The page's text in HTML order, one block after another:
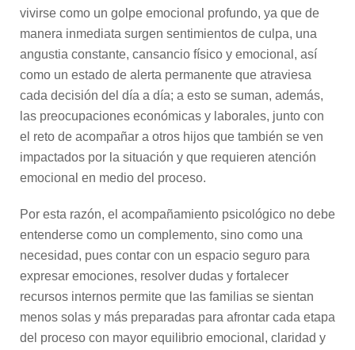
vivirse como un golpe emocional profundo, ya que de
manera inmediata surgen sentimientos de culpa, una
angustia constante, cansancio físico y emocional, así
como un estado de alerta permanente que atraviesa
cada decisión del día a día; a esto se suman, además,
las preocupaciones económicas y laborales, junto con
el reto de acompañar a otros hijos que también se ven
impactados por la situación y que requieren atención
emocional en medio del proceso.
Por esta razón, el acompañamiento psicológico no debe
entenderse como un complemento, sino como una
necesidad, pues contar con un espacio seguro para
expresar emociones, resolver dudas y fortalecer
recursos internos permite que las familias se sientan
menos solas y más preparadas para afrontar cada etapa
del proceso con mayor equilibrio emocional, claridad y